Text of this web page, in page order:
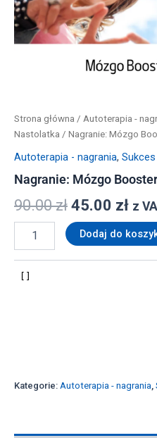
Strona główna / Autoterapia -
Nastolatka / Nagranie: Mózgo
Autoterapia - nagrania,
Nagranie: Mózgo
90.00zł 45.00 zł z
Dodaj do
Kategorie: Autoterapia - nagrania